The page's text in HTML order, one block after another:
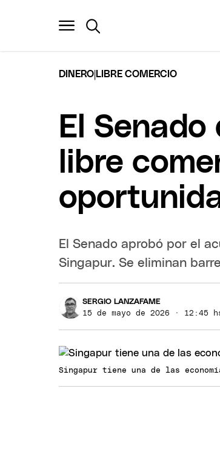
DINERO LIBRE COMERCIO
El
libre
El Senado aprobó por el
Singapur. Se eliminan
SERGIO LANZAFAME
15 de mayo de 2026 · 12:45
Singapur tiene una de las